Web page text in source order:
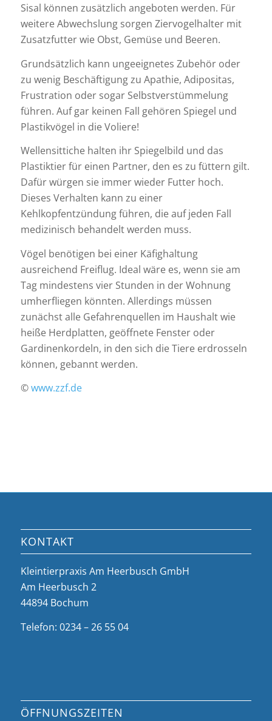
Sisal können zusätzlich angeboten werden. Für
weitere Abwechslung sorgen Ziervogelhalter mit
Zusatzfutter wie Obst, Gemüse und Beeren.
Grundsätzlich kann ungeeignetes Zubehör oder
zu wenig Beschäftigung zu Apathie, Adipositas,
Frustration oder sogar Selbstverstümmelung
führen. Auf gar keinen Fall gehören Spiegel und
Plastikvögel in die Voliere!
Wellensittiche halten ihr Spiegelbild und das
Plastiktier für einen Partner, den es zu füttern gilt.
Dafür würgen sie immer wieder Futter hoch.
Dieses Verhalten kann zu einer
Kehlkopfentzündung führen, die auf jeden Fall
medizinisch behandelt werden muss.
Vögel benötigen bei einer Käfighaltung
ausreichend Freiflug. Ideal wäre es, wenn sie am
Tag mindestens vier Stunden in der Wohnung
umherfliegen könnten. Allerdings müssen
zunächst alle Gefahrenquellen im Haushalt wie
heiße Herdplatten, geöffnete Fenster oder
Gardinenkordeln, in den sich die Tiere erdrosseln
können, gebannt werden.
©www.zzf.de
KONTAKT
Kleintierpraxis Am Heerbusch GmbH
Am Heerbusch 2
44894 Bochum
Telefon: 0234 – 26 55 04
ÖFFNUNGSZEITEN